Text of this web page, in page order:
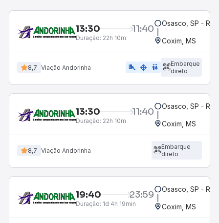
13:30 11:40
Duração: 22h 10m
Osasco, SP -
Coxim, MS
8,7 Viação Andorinha airline_seat_legroom_extra ac_unit wc
Embarque
direto
13:30 11:40
Duração: 22h 10m
Osasco, SP -
Coxim, MS
8,7 Viação Andorinha
Embarque
direto
19:40 23:59
Duração: 1d 4h 19min
Osasco, SP -
Coxim, MS